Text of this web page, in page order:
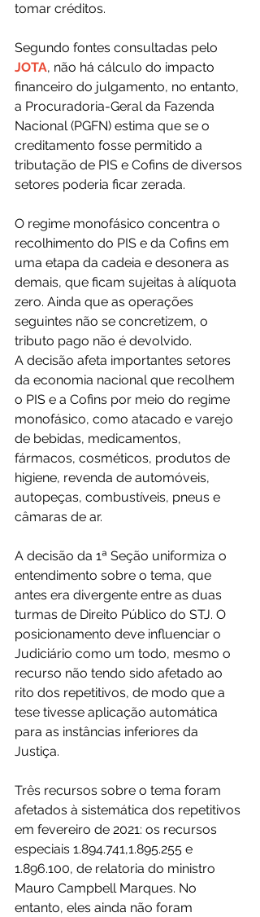
tomar créditos.
Segundo fontes consultadas pelo
JOTA, não há cálculo do impacto
financeiro do julgamento, no entanto,
a Procuradoria-Geral da Fazenda
Nacional (PGFN) estima que se o
creditamento fosse permitido a
tributação de PIS e Cofins de diversos
setores poderia ficar zerada.
O regime monofásico concentra o
recolhimento do PIS e da Cofins em
uma etapa da cadeia e desonera as
demais, que ficam sujeitas à alíquota
zero. Ainda que as operações
seguintes não se concretizem, o
tributo pago não é devolvido.
A decisão afeta importantes setores
da economia nacional que recolhem
o PIS e a Cofins por meio do regime
monofásico, como atacado e varejo
de bebidas, medicamentos,
fármacos, cosméticos, produtos de
higiene, revenda de automóveis,
autopeças, combustíveis, pneus e
câmaras de ar.
A decisão da 1ª Seção uniformiza o
entendimento sobre o tema, que
antes era divergente entre as duas
turmas de Direito Público do STJ. O
posicionamento deve influenciar o
Judiciário como um todo, mesmo o
recurso não tendo sido afetado ao
rito dos repetitivos, de modo que a
tese tivesse aplicação automática
para as instâncias inferiores da
Justiça.
Três recursos sobre o tema foram
afetados à sistemática dos repetitivos
em fevereiro de 2021: os recursos
especiais 1.894.741,1.895.255 e
1.896.100, de relatoria do ministro
Mauro Campbell Marques. No
entanto, eles ainda não foram